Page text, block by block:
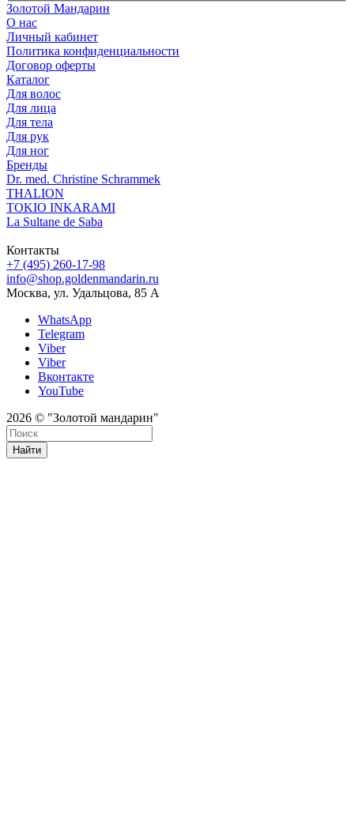
Золотой Мандарин
О нас
Личный кабинет
Политика конфиденциальности
Договор оферты
Каталог
Для волос
Для лица
Для тела
Для рук
Для ног
Бренды
Dr. med. Christine Schrammek
THALION
TOKIO INKARAMI
La Sultane de Saba
Контакты
+7 (495) 260-17-98
info@shop.goldenmandarin.ru
Москва, ул. Удальцова, 85 А
WhatsApp
Telegram
Viber
Viber
Вконтакте
YouTube
2026 © "Золотой мандарин"
Найти